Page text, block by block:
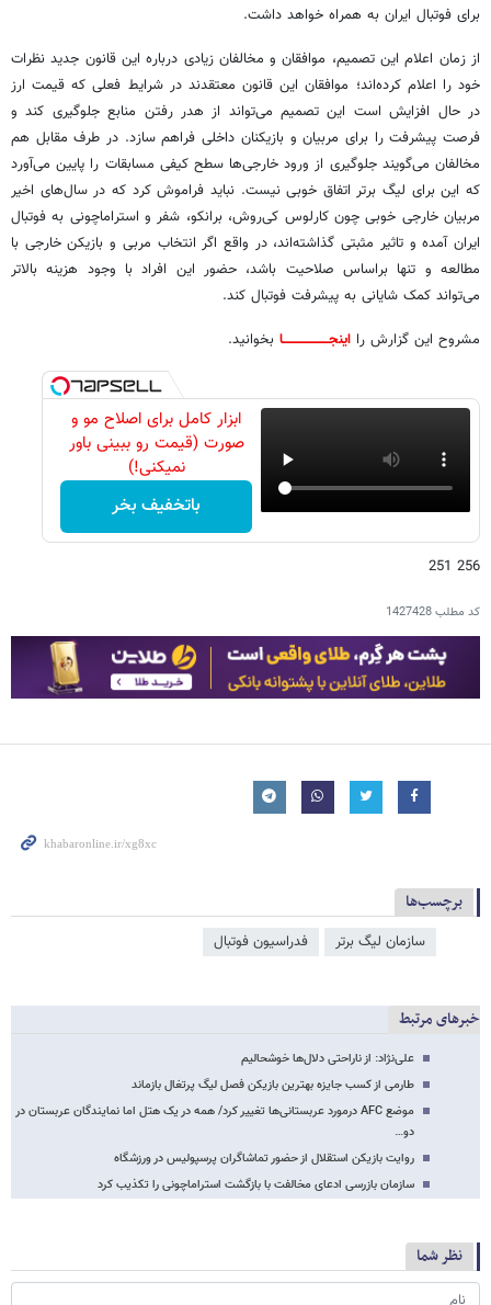
برای فوتبال ایران به همراه خواهد داشت.
از زمان اعلام این تصمیم، موافقان و مخالفان زیادی درباره این قانون جدید نظرات
خود را اعلام کرده‌اند؛ موافقان این قانون معتقدند در شرایط فعلی که قیمت ارز
در حال افزایش است این تصمیم می‌تواند از هدر رفتن منابع جلوگیری کند و
فرصت پیشرفت را برای مربیان و بازیکنان داخلی فراهم سازد. در طرف مقابل هم
مخالفان می‌گویند جلوگیری از ورود خارجی‌ها سطح کیفی مسابقات را پایین می‌آورد
که این برای لیگ برتر اتفاق خوبی نیست. نباید فراموش کرد که در سال‌های اخیر
مربیان خارجی خوبی چون کارلوس کی‌روش، برانکو، شفر و استراماچونی به فوتبال
ایران آمده و تاثیر مثبتی گذاشته‌اند، در واقع اگر انتخاب مربی و بازیکن خارجی با
مطالعه و تنها براساس صلاحیت باشد، حضور این افراد با وجود هزینه بالاتر
می‌تواند کمک شایانی به پیشرفت فوتبال کند.
مشروح این گزارش را اینجـــــــــــــــــــــا بخوانید.
ابزار کامل برای اصلاح مو و
صورت (قیمت رو ببینی باور
نمیکنی!)
باتخفیف بخر
256 251
کد مطلب1427428
برچسب‌ها
سازمان لیگ برتر فدراسیون فوتبال
خبرهای مرتبط
علی‌نژاد: از ناراحتی دلال‌ها خوشحالیم
طارمی از کسب جایزه بهترین بازیکن فصل لیگ پرتغال بازماند
موضع AFC درمورد عربستانی‌ها تغییر کرد/ همه در یک هتل اما نمایندگان عربستان در
دو…
روایت بازیکن استقلال از حضور تماشاگران پرسپولیس در ورزشگاه
سازمان بازرسی ادعای مخالفت با بازگشت استراماچونی را تکذیب کرد
نظر شما